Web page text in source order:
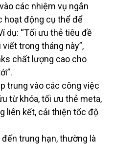
các nhiệm vụ ngắn
hoạt động cụ thể để
dụ: “Tối ưu thẻ tiêu đề
viết trong tháng này”,
chất lượng cao cho
trung vào các công việc
từ khóa, tối ưu thẻ meta,
liên kết, cải thiện tốc độ
trung hạn, thường là